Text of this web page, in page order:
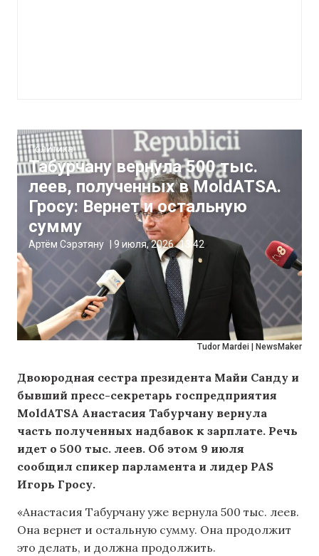
Tudor Mardei | NewsMaker
Политика
Табурчану вернула 500 тыс.
леев, полученных в MoldATSA.
Гросу: Вернет и остальную
сумму
Артём Сэрэтяну 9 июля, 2026 13:42
Двоюродная сестра президента Майи Санду и
бывший пресс-секретарь госпредприятия
MoldATSA Анастасия Табурчану вернула
часть полученных надбавок к зарплате. Речь
идет о 500 тыс. леев. Об этом 9 июля
сообщил спикер парламента и лидер PAS
Игорь Гросу.
«Анастасия Табурчану уже вернула 500 тыс. леев.
Она вернет и остальную сумму. Она продолжит
это делать, и должна продолжить.